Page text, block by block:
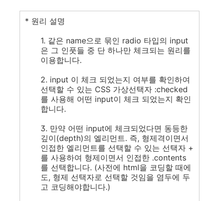
* 원리 설명
1. 같은 name으로 묶인 radio 타입의 input
은 그 인풋들 중 단 하나만 체크되는 원리를
이용합니다.
2. input 이 체크 되었는지 여부를 확인하여
선택할 수 있는 CSS 가상선택자 :checked
를 사용해 어떤 input이 체크 되었는지 확인
합니다.
3. 만약 어떤 input에 체크되었다면 동등한
깊이(depth)의 엘리먼트. 즉, 형제격이면서
인접한 엘리먼트를 선택할 수 있는 선택자 +
를 사용하여 형제이면서 인접한 .contents
를 선택합니다. (사전에 html을 코딩할 때에
도, 형제 선택자로 선택할 것임을 염두에 두
고 코딩해야합니다.)